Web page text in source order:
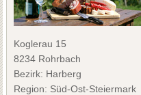
Koglerau 15
8234 Rohrbach
Bezirk: Harberg
Region: Süd-Ost-Steiermark